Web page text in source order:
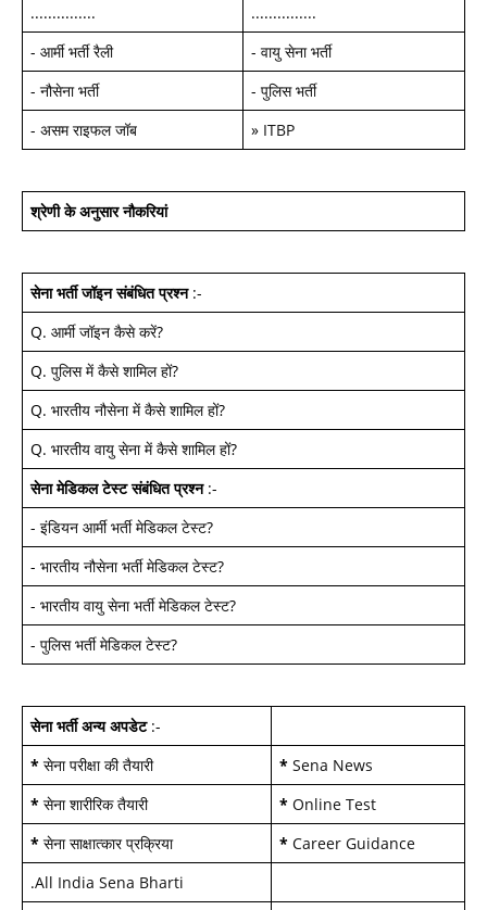
...............
...............
- आर्मी भर्ती रैली - वायु सेना भर्ती
- नौसेना भर्ती - पुलिस भर्ती
- असम राइफल जॉब » ITBP
श्रेणी के अनुसार नौकरियां
सेना भर्ती जॉइन संबंधित प्रश्न:-
Q. आर्मी जॉइन कैसे करें?
Q. पुलिस में कैसे शामिल हों?
Q. भारतीय नौसेना में कैसे शामिल हों?
Q. भारतीय वायु सेना में कैसे शामिल हों?
सेना मेडिकल टेस्ट संबंधित प्रश्न:-
- इंडियन आर्मी भर्ती मेडिकल टेस्ट?
- भारतीय नौसेना भर्ती मेडिकल टेस्ट?
- भारतीय वायु सेना भर्ती मेडिकल टेस्ट?
- पुलिस भर्ती मेडिकल टेस्ट?
सेना भर्ती अन्य अपडेट:-
* सेना परीक्षा की तैयारी * Sena News
* सेना शारीरिक तैयारी * Online Test
* सेना साक्षात्कार प्रक्रिया * Career Guidance
.All India Sena Bharti